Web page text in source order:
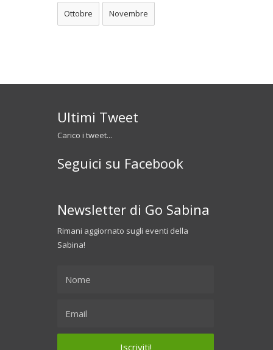
Ottobre Novembre
Ultimi Tweet
Carico i tweet...
Seguici su Facebook
Newsletter di Go Sabina
Rimani aggiornato sugli eventi della
Sabina!